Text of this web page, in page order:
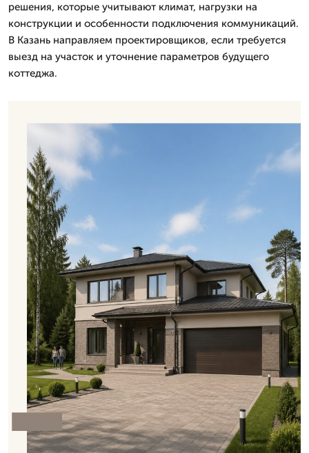
решения, которые учитывают климат, нагрузки на
конструкции и особенности подключения коммуникаций.
В Казань направляем проектировщиков, если требуется
выезд на участок и уточнение параметров будущего
коттеджа.